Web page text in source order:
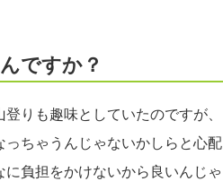
ですか？
りも趣味としていたのですが、
ちゃうんじゃないかしらと心配
負担をかけないから良いんじゃ